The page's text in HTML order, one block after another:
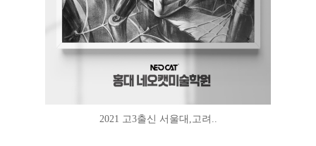
2021 고3출신 서울대,고려..